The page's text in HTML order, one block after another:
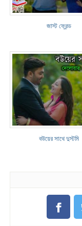
জাস্ট ফ্রেন্ড
বউয়ের সাথে দুস্টমি